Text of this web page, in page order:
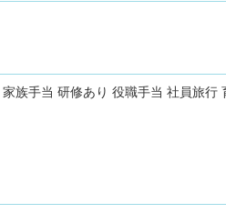
家族手当 研修あり 役職手当 社員旅行